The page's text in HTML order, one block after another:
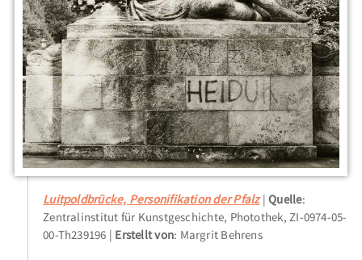
Luitpoldbrücke, Personifikation der Pfalz Quelle:
Zentralinstitut für Kunstgeschichte, Photothek, ZI-0974-05-
00-Th239196
Erstellt von: Margrit Behrens